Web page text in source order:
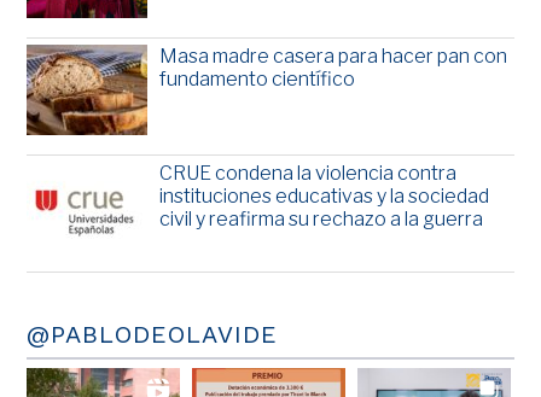
Masa madre casera para hacer pan con
fundamento científico
CRUE condena la violencia contra
instituciones educativas y la sociedad
civil y reafirma su rechazo a la guerra
@PABLODEOLAVIDE